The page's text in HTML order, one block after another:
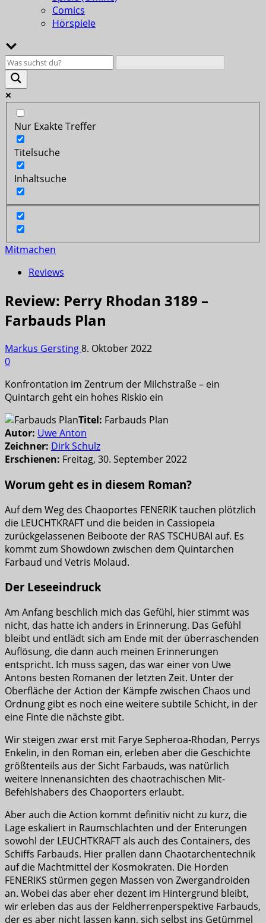
Comics
Hörspiele
Nur Exakte Treffer
Titelsuche
Inhaltsuche
Mitmachen
Reviews
Review: Perry Rhodan 3189 –
Farbauds Plan
Markus Gersting8. Oktober 2022
0
Konfrontation im Zentrum der Milchstraße – ein
Quintarch geht ein hohes Riskio ein
Titel: Farbauds Plan
Autor: Uwe Anton
Zeichner: Dirk Schulz
Erschienen: Freitag, 30. September 2022
Worum geht es in diesem Roman?
Auf dem Weg des Chaoportes FENERIK tauchen plötzlich
die LEUCHTKRAFT und die beiden in Cassiopeia
zurückgelassenen Beiboote der RAS TSCHUBAI auf. Es
kommt zum Showdown zwischen dem Quintarchen
Farbaud und Vetris Molaud.
Der Leseeindruck
Am Anfang beschlich mich das Gefühl, hier stimmt was
nicht, das hatte ich anders in Erinnerung. Das Gefühl
bleibt und entlädt sich am Ende mit der überraschenden
Auflösung, die dann auch meinen Erinnerungen
entspricht. Ich muss sagen, das war einer von Uwe
Antons besten Romanen der letzten Zeit. Unter der
Oberfläche der Action der Kämpfe zwischen Chaos und
Ordnung gibt es noch eine weitere subtile Schicht, in der
eine Finte die nächste gibt.
Wir steigen zwar erst mit Farye Sepheroa-Rhodan, Perrys
Enkelin, in den Roman ein, erleben aber die Geschichte
größtenteils aus der Sicht Farbauds, was natürlich
weitere Innenansichten des chaotrachischen Mit-
Befehlshabers des Chaoporters erlaubt.
Aber auch die Action kommt definitiv nicht zu kurz, die
Lage eskaliert in Raumschlachten und der Enterungen
sowohl der LEUCHTKRAFT als auch des Containers, des
Schiffs Farbauds. Hier prallen dann Chaotarchentechnik
auf die Machtmittel der Kosmokraten. Die Horden
FENERIKS stürmen gegen Massen von Zwergandroiden
an. Wobei das aber eher dezent im Hintergrund bleibt,
wir erleben das aus der Feldherrenperspektive Farbauds,
der es aber nicht lassen kann, sich selbst ins Getümmel